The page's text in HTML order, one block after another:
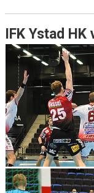
IFK Ystad